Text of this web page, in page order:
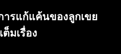
รแก้แค้นของลูกเขย
มเรื่อง